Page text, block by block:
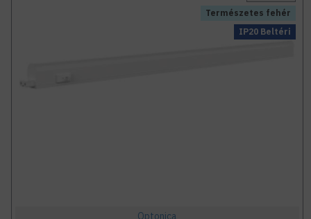
Természetes fehér
IP20 Beltéri